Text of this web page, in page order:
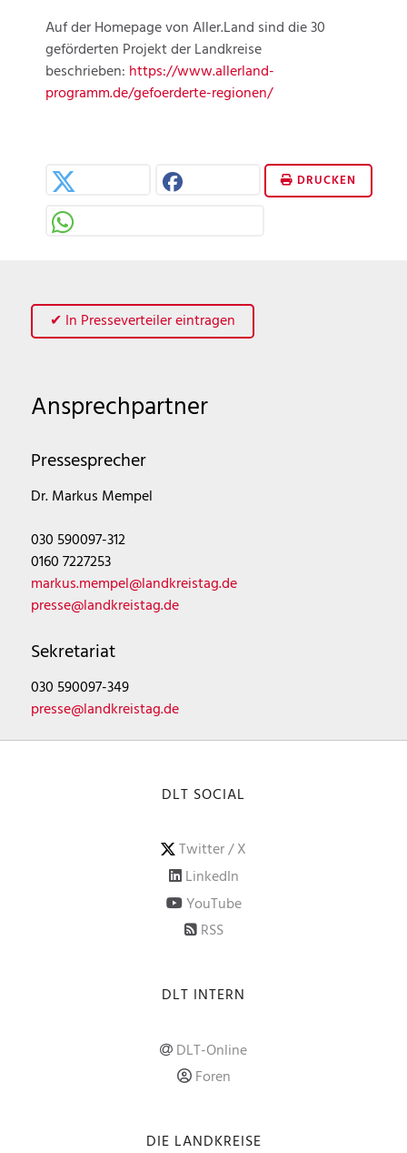
Auf der Homepage von Aller.Land sind die 30
geförderten Projekt der Landkreise
beschrieben: https://www.allerland-
programm.de/gefoerderte-regionen/
DRUCKEN
✔ In Presseverteiler eintragen
Ansprechpartner
Pressesprecher
Dr. Markus Mempel
030 590097-312
0160 7227253
markus.mempel@landkreistag.de
presse@landkreistag.de
Sekretariat
030 590097-349
presse@landkreistag.de
DLT SOCIAL
Twitter / X
LinkedIn
YouTube
RSS
DLT INTERN
DLT-Online
Foren
DIE LANDKREISE